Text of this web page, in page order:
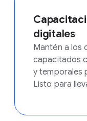
digitales
Mantén a los
capacitados
y temporales
Listo para